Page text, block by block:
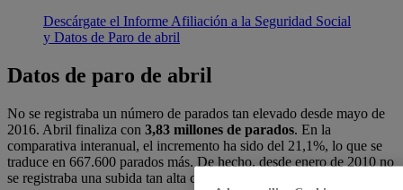
Descárgate el Informe Afiliación a la Seguridad Social
y Datos de Paro de abril
Datos de paro de abril
No se registraba un número de parados tan elevado desde mayo de
2016. Abril finaliza con 3,83 millones de parados. En la
comparativa interanual, el incremento ha sido del 21,1%, lo que se
traduce en 667.600 parados más. De hecho, desde enero de 2010 no
se registraba una subida tan alta como en los datos de paro de abril.